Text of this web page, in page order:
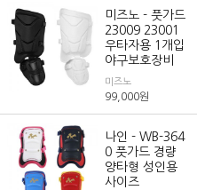
미즈노 - 풋가드
23009 23001
우타자용 1개입
야구보호장비
미즈노
99,000원
나인 - WB-364
0 풋가드 경량
양타형 성인용
사이즈